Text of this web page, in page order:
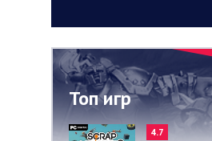
Топ игр
4.7